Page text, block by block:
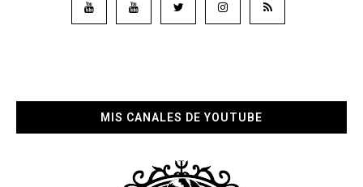
MIS CANALES DE YOUTUBE